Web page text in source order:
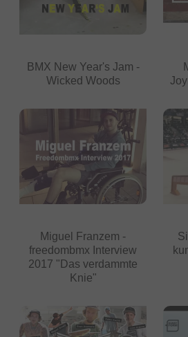
BMX New Year's Jam -
Wicked Woods
Miguel Franzem -
freedombmx Interview
2017 "Das verdammte
Knie"